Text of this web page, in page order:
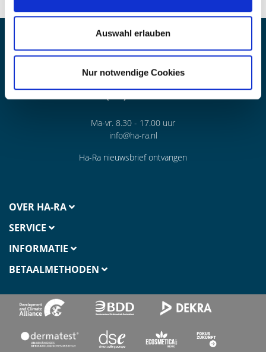
Auswahl erlauben
Nur notwendige Cookies
CONTACT
Vragen? We helpen je graag:
NL(+31) 165343781
Ma-vr. 8.30 - 17.00 uur
info@ha-ra.nl
Ha-Ra nieuwsbrief ontvangen
OVER HA-RA
SERVICE
INFORMATIE
BETAALMETHODEN